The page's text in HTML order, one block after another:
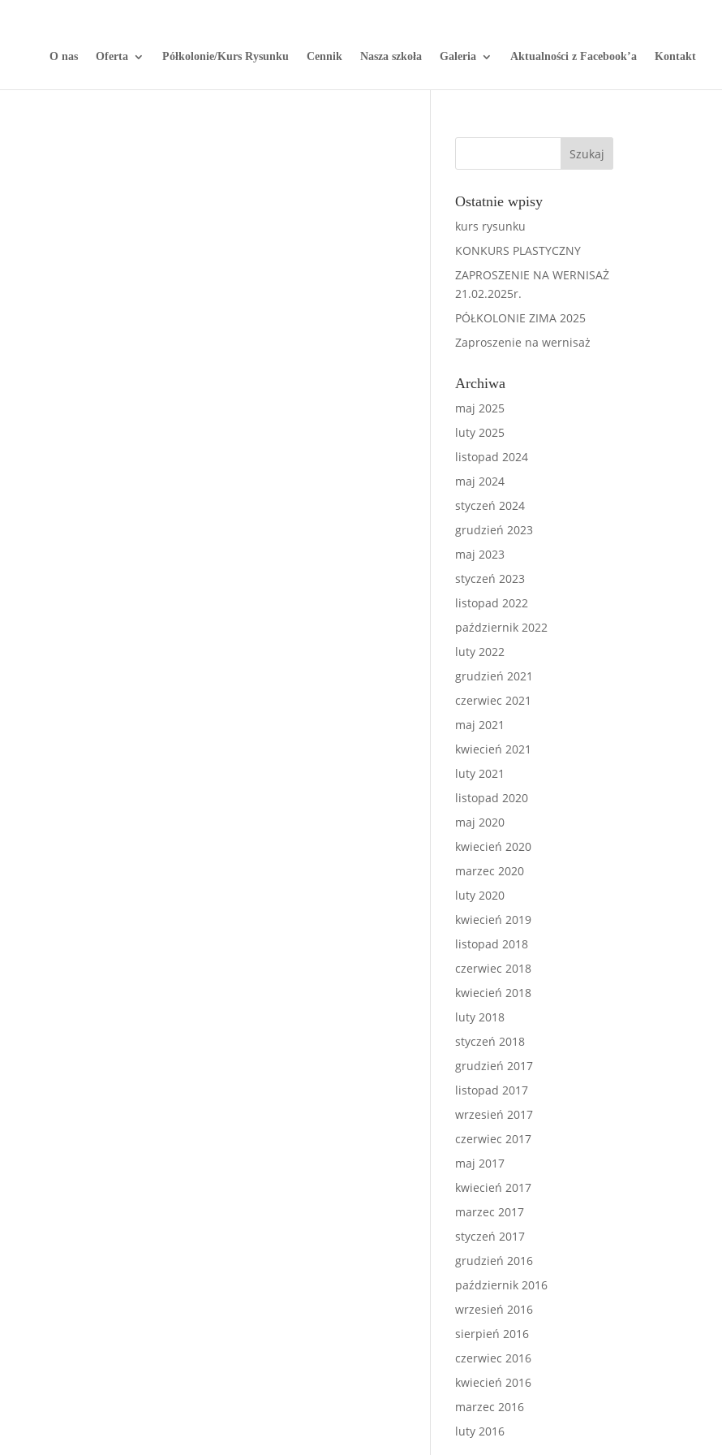
O nas Oferta Półkolonie/Kurs Rysunku Cennik Nasza szkoła Galeria Aktualności z Facebook’a Kontakt
Ostatnie wpisy
kurs rysunku
KONKURS PLASTYCZNY
ZAPROSZENIE NA WERNISAŻ
21.02.2025r.
PÓŁKOLONIE ZIMA 2025
Zaproszenie na wernisaż
Archiwa
maj 2025
luty 2025
listopad 2024
maj 2024
styczeń 2024
grudzień 2023
maj 2023
styczeń 2023
listopad 2022
październik 2022
luty 2022
grudzień 2021
czerwiec 2021
maj 2021
kwiecień 2021
luty 2021
listopad 2020
maj 2020
kwiecień 2020
marzec 2020
luty 2020
kwiecień 2019
listopad 2018
czerwiec 2018
kwiecień 2018
luty 2018
styczeń 2018
grudzień 2017
listopad 2017
wrzesień 2017
czerwiec 2017
maj 2017
kwiecień 2017
marzec 2017
styczeń 2017
grudzień 2016
październik 2016
wrzesień 2016
sierpień 2016
czerwiec 2016
kwiecień 2016
marzec 2016
luty 2016